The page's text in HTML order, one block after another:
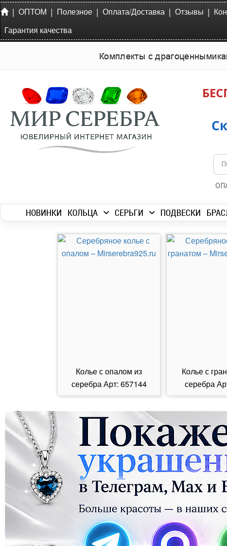
| ОПТОМ | Полезное | Оплата/Доставка | Отзывы |
Гарантия качества
Комплекты с драгоценными
НОВИНКИ КОЛЬЦА СЕРЬГИ ПОДВЕСКИ
Колье с опалом из
серебра Арт: 657144
Колье с
серебра